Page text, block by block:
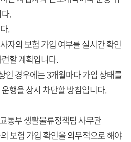
.
.
자의 보험 가입 여부를 실시간 확인
할 계획입니다.
인 경우에는 3개월마다 가입 상태를
행을 상시 차단할 방침입니다.
통부 생활물류정책팀 사무관
보험 가입 확인을 의무적으로 해야